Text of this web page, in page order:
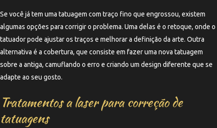
Se você já tem uma tatuagem com traço fino que engrossou, existem
algumas opções para corrigir o problema. Uma delas é o retoque, onde o
tatuador pode ajustar os traços e melhorar a definição da arte. Outra
alternativa é a cobertura, que consiste em fazer uma nova tatuagem
sobre a antiga, camuflando o erro e criando um design diferente que se
adapte ao seu gosto.
Tratamentos a laser para correção de
tatuagens